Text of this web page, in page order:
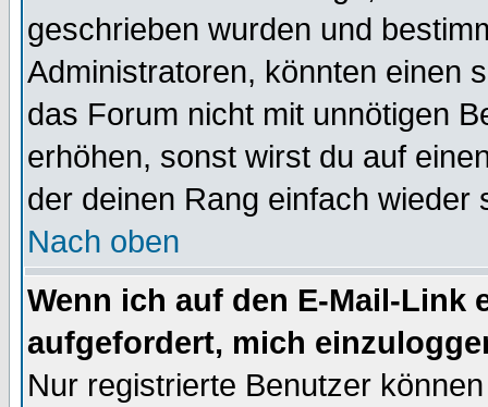
geschrieben wurden und
Administratoren, könnten einen
das Forum nicht mit unnötigen
erhöhen, sonst wirst du auf
der deinen Rang einfach wieder
Nach oben
Wenn ich auf den E-Mail-Link
aufgefordert, mich
Nur registrierte Benutzer